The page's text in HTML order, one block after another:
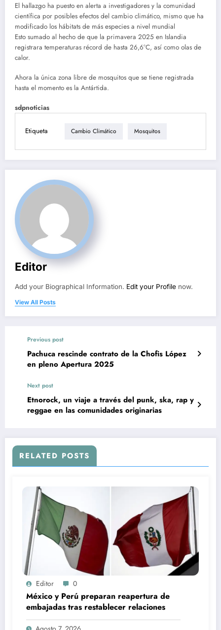
El hallazgo ha puesto en alerta a investigadores y la comunidad
científica por posibles efectos del cambio climático, mismo que ha
modificado los hábitats de más especies a nivel mundial
Esto sumado al hecho de que la primavera 2025 en Islandia
registrara temperaturas récord de hasta 26,6°C, así como olas de
calor.
Ahora la única zona libre de mosquitos que se tiene registrada
hasta el momento es la Antártida.
sdpnoticias
Etiqueta Cambio Climático Mosquitos
Editor
Add your Biographical Information. Edit your Profile now.
View All Posts
Previous post
Pachuca rescinde contrato de la Chofis López
en pleno Apertura 2025
Next post
Etnorock, un viaje a través del punk, ska, rap y
reggae en las comunidades originarias
RELATED POSTS
Editor 0
México y Perú preparan reapertura de
embajadas tras restablecer relaciones